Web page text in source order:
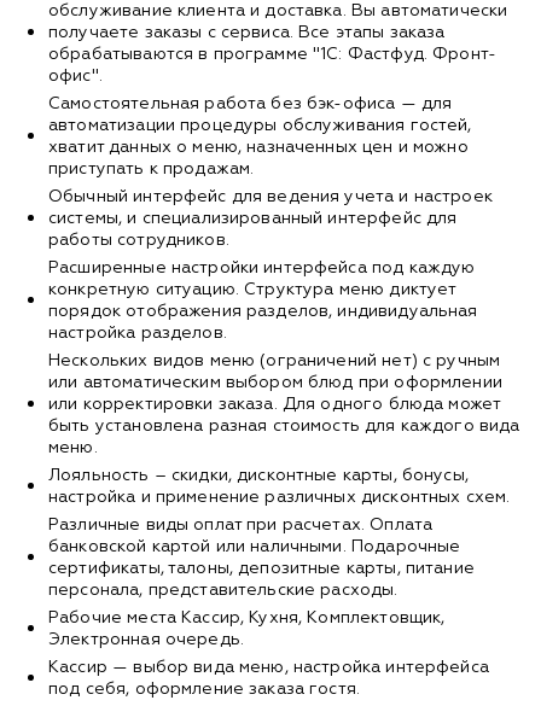
обслуживание клиента и доставка. Вы автоматически
получаете заказы с сервиса. Все этапы заказа
обрабатываются в программе "1С: Фастфуд. Фронт-
офис".
Самостоятельная работа без бэк-офиса — для
автоматизации процедуры обслуживания гостей,
хватит данных о меню, назначенных цен и можно
приступать к продажам.
Обычный интерфейс для ведения учета и настроек
системы, и специализированный интерфейс для
работы сотрудников.
Расширенные настройки интерфейса под каждую
конкретную ситуацию. Структура меню диктует
порядок отображения разделов, индивидуальная
настройка разделов.
Нескольких видов меню (ограничений нет) с ручным
или автоматическим выбором блюд при оформлении
или корректировки заказа. Для одного блюда может
быть установлена разная стоимость для каждого вида
меню.
Лояльность – скидки, дисконтные карты, бонусы,
настройка и применение различных дисконтных схем.
Различные виды оплат при расчетах. Оплата
банковской картой или наличными. Подарочные
сертификаты, талоны, депозитные карты, питание
персонала, представительские расходы.
Рабочие места Кассир, Кухня, Комплектовщик,
Электронная очередь.
Кассир — выбор вида меню, настройка интерфейса
под себя, оформление заказа гостя.